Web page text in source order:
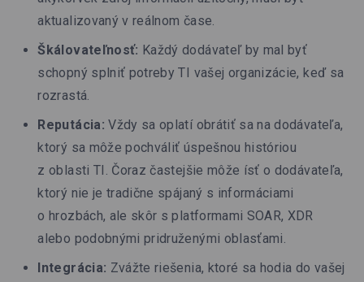
aktualizovaný v reálnom čase.
Škálovateľnosť: Každý dodávateľ by mal byť
schopný splniť potreby TI vašej organizácie, keď sa
rozrastá.
Reputácia:Vždy sa oplatí obrátiť sa na dodávateľa,
ktorý sa môže pochváliť úspešnou históriou
z oblasti TI. Čoraz častejšie môže ísť o dodávateľa,
ktorý nie je tradične spájaný s informáciami
o hrozbách, ale skôr s platformami SOAR, XDR
alebo podobnými pridruženými oblasťami.
Integrácia: Zvážte riešenia, ktoré sa hodia do vašej